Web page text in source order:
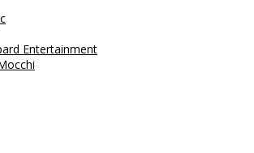
Entertainment